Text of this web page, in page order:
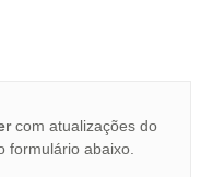
com atualizações do
formulário abaixo.